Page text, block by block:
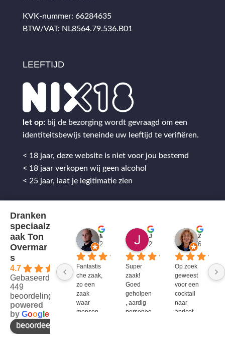
KVK-nummer: 66284635
BTW/VAT: NL8564.79.536.B01
LEEFTIJD
let op: bij de bezorging wordt gevraagd om een
identiteitsbewijs teneinde uw leeftijd te verifiëren.
< 18 jaar, deze website is niet voor jou bestemd
< 18 jaar verkopen wij geen alcohol
< 25 jaar, laat je legitimatie zien
Dranken
speciaalz
aak Ton
Overmar
s
4.7
Gebaseerd op
449
beoordelingen
powered
by Goog e
beoordeel ons op
2 jaar geleden
Fantastis
che zaak,
zo een
zaak
waar
mensen
2 jaar geleden
Super
zaak!
Goed
geholpen
, aardig
personee
6 jaar
Op zoek
geweest
voor een
cocktail
naar
apricot